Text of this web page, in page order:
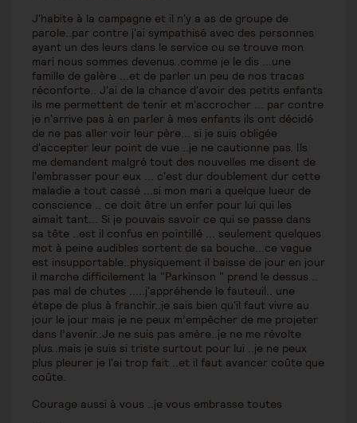
J'habite à la campagne et il n'y a as de groupe de
parole..par contre j'ai sympathisé avec des personnes
ayant un des leurs dans le service ou se trouve mon
mari nous sommes devenus..comme je le dis ...une
famille de galère ...et de parler un peu de nos tracas
réconforte.. J'ai de la chance d'avoir des petits enfants
ils me permettent de tenir et m'accrocher ... par contre
je n'arrive pas à en parler à mes enfants ils ont décidé
de ne pas aller voir leur père... si je suis obligée
d'accepter leur point de vue ..je ne cautionne pas. Ils
me demandent malgré tout des nouvelles me disent de
l'embrasser pour eux ... c'est dur doublement dur cette
maladie a tout cassé ...si mon mari a quelque lueur de
conscience .. ce doit être un enfer pour lui qui les
aimait tant... Si je pouvais savoir ce qui se passe dans
sa tête ..est il confus en pointillé ... seulement quelques
mot à peine audibles sortent de sa bouche...ce vague
est insupportable..physiquement il baisse de jour en jour
il marche difficilement la "Parkinson " prend le dessus ..
pas mal de chutes .....j'appréhende le fauteuil.. une
étape de plus à franchir..je sais bien qu'il faut vivre au
jour le jour mais je ne peux m’empêcher de me projeter
dans l’avenir..Je ne suis pas amère..je ne me révolte
plus..mais je suis si triste surtout pour lui ..je ne peux
plus pleurer je l'ai trop fait ..et il faut avancer coûte que
coûte.
Courage aussi à vous ..je vous embrasse toutes